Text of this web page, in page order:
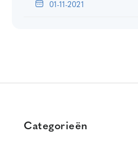
01-11-2021
Categorieën